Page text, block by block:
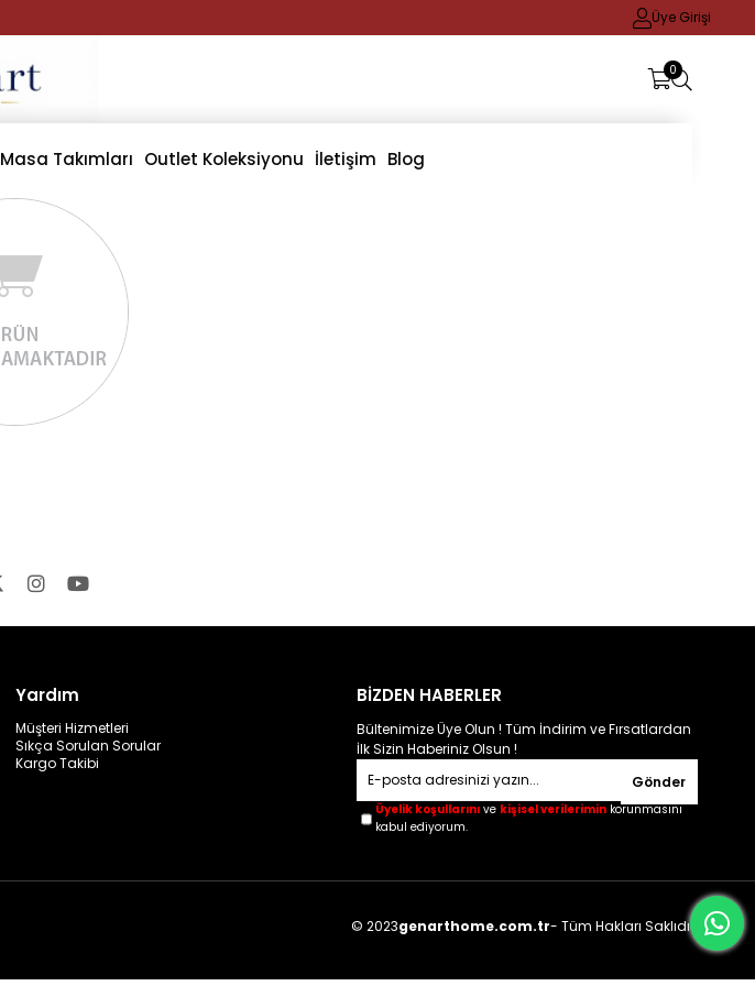
Üye Girişi
0
Masa Takımları Outlet Koleksiyonu İletişim Blog
Yardım
Müşteri Hizmetleri
Sıkça Sorulan Sorular
Kargo Takibi
BİZDEN HABERLER
Bültenimize Üye Olun ! Tüm İndirim ve Fırsatlardan
İlk Sizin Haberiniz Olsun !
Gönder
Üyelik koşullarını ve kişisel verilerimin korunmasını
kabul ediyorum.
© 2023genarthome.com.tr- Tüm Hakları Saklıdır.